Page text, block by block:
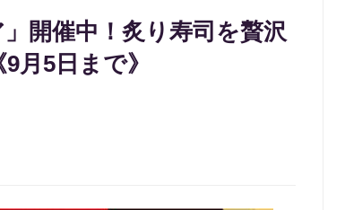
開催中！炙り寿司を贅沢
月5日まで》